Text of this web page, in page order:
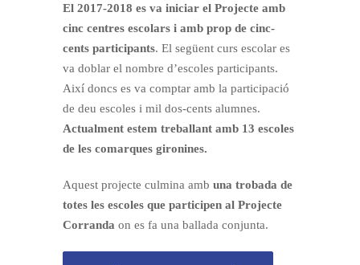
El 2017-2018 es va iniciar el Projecte amb
cinc centres escolars i amb prop de cinc-
cents participants. El següent curs escolar es
va doblar el nombre d’escoles participants.
Així doncs es va comptar amb la participació
de deu escoles i mil dos-cents alumnes.
Actualment estem treballant amb 13 escoles
de les comarques gironines.
Aquest projecte culmina ambuna trobada de
totes les escoles que participen al Projecte
Corranda on es fa una ballada conjunta.